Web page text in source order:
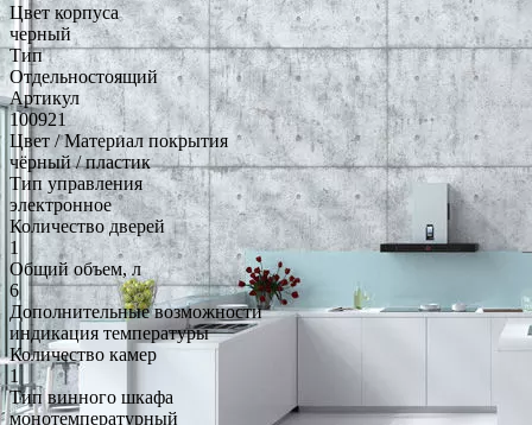
Цвет корпуса
черный
Тип
Отдельностоящий
Артикул
100921
Цвет / Материал покрытия
чёрный / пластик
Тип управления
электронное
Количество дверей
1
Общий объем, л
6
Дополнительные возможности
индикация температуры
Количество камер
1
Тип винного шкафа
монотемпературный